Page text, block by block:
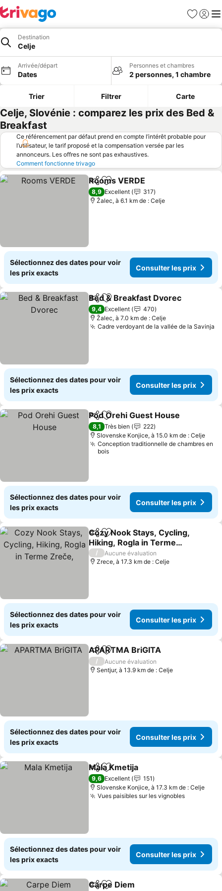
Favoris
Se
Destination
Celje
Arrivée/départ
Dates
Personnes et chambres
2 personnes, 1 chambre
Trier Filtrer Carte
Celje, Slovénie : comparez les prix des Bed &
Breakfast
Ce référencement par défaut prend en compte l’intérêt probable pour
l’utilisateur, le tarif proposé et la compensation versée par les
annonceurs. Les offres ne sont pas exhaustives.
Comment fonctionne trivago
PartagerAjouter à mes favoris
Rooms VERDE
8,9 Excellent
317
Žalec, à 6.1 km de : Celje
Sélectionnez des dates pour voir
les prix exacts
Consulter les prix
PartagerAjouter à mes favoris
Bed & Breakfast Dvorec
9,4 Excellent
470
Žalec, à 7.0 km de : Celje
Cadre verdoyant de la vallée de la Savinja
Sélectionnez des dates pour voir
les prix exacts
Consulter les prix
PartagerAjouter à mes favoris
Pod Orehi Guest House
8,1 Très bien
222
Slovenske Konjice, à 15.0 km de : Celje
Conception traditionnelle de chambres en
bois
Sélectionnez des dates pour voir
les prix exacts
Consulter les prix
PartagerAjouter à mes favoris
Cozy Nook Stays, Cycling,
Hiking, Rogla in Terme
Zreče,
/
Aucune évaluation
Zrece, à 17.3 km de : Celje
Sélectionnez des dates pour voir
les prix exacts
Consulter les prix
PartagerAjouter à mes favoris
APARTMA BriGITA
/
Aucune évaluation
Sentjur, à 13.9 km de : Celje
Sélectionnez des dates pour voir
les prix exacts
Consulter les prix
PartagerAjouter à mes favoris
Mala Kmetija
9,6 Excellent
151
Slovenske Konjice, à 17.3 km de : Celje
Vues paisibles sur les vignobles
Sélectionnez des dates pour voir
les prix exacts
Consulter les prix
Partager
Carpe Diem